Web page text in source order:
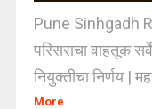
Pune Sinhgadh
परिसराचा वाहतूक
नियुक्तीचा निर्णय |
More